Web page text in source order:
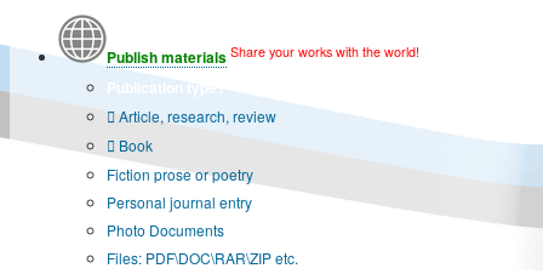
Publish materials Share your works with the world!
Publication type?
Article, research, review
Book
Fiction prose or poetry
Personal journal entry
Photo Documents
Files: PDF\DOC\RAR\ZIP etc.